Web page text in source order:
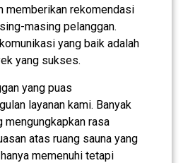
memberikan rekomendasi
masing pelanggan.
yang baik adalah
yang sukses.
yang puas
layanan kami. Banyak
mengungkapkan rasa
atas ruang sauna yang
memenuhi tetapi